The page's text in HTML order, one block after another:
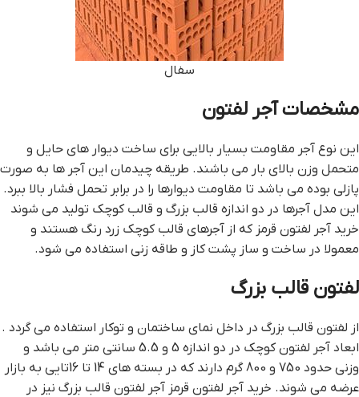
سفال
مشخصات آجر لفتون
این نوع آجر مقاومت بسیار بالایی برای ساخت دیوار های حایل و
متحمل وزن بالای بار می باشند. طریقه چیدمان این آجر ها به صورت
پازلی بوده می باشد تا مقاومت دیوارها را در برابر تحمل فشار بالا ببرد.
این مدل آجرها در دو اندازه قالب بزرگ و قالب کوچک تولید می شوند
خرید آجر لفتون قرمز که از آجرهای قالب کوچک زرد رنگ هستند و
معمولا در ساخت و ساز پشت کاز و طاقه زنی استفاده می شود.
لفتون قالب بزرگ
از لفتون قالب بزرگ در داخل نمای ساختمان و توکار استفاده می گردد .
ابعاد آجر لفتون کوچک در دو اندازه 5 و 5.5 سانتی متر می باشد و
وزنی حدود 750 و 800 گرم دارند که در بسته های 14 تا 16تایی به بازار
عرضه می شوند. خرید آجر لفتون قرمز آجر لفتون قالب بزرگ نیز در